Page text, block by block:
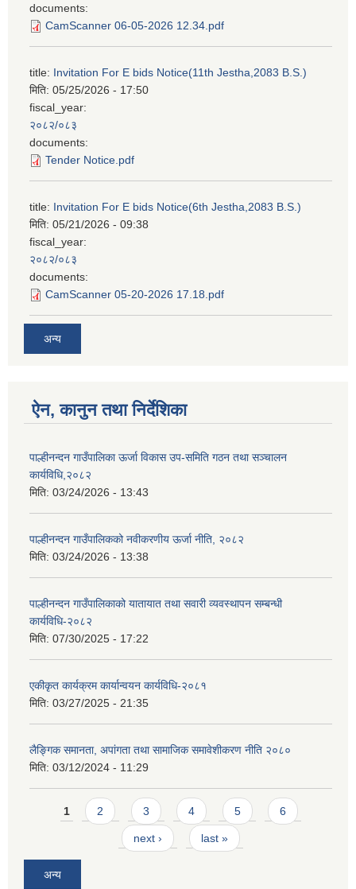
documents:
CamScanner 06-05-2026 12.34.pdf
title: Invitation For E bids Notice(11th Jestha,2083 B.S.)
मिति: 05/25/2026 - 17:50
fiscal_year:
२०८२/०८३
documents:
Tender Notice.pdf
title: Invitation For E bids Notice(6th Jestha,2083 B.S.)
मिति: 05/21/2026 - 09:38
fiscal_year:
२०८२/०८३
documents:
CamScanner 05-20-2026 17.18.pdf
अन्य
ऐन, कानुन तथा निर्देशिका
पाल्हीनन्दन गाउँपालिका ऊर्जा विकास उप-समिति गठन तथा सञ्चालन
कार्यविधि,२०८२
मिति: 03/24/2026 - 13:43
पाल्हीनन्दन गाउँपालिकको नवीकरणीय ऊर्जा नीति, २०८२
मिति: 03/24/2026 - 13:38
पाल्हीनन्दन गाउँपालिकाको यातायात तथा सवारी व्यवस्थापन सम्बन्धी
कार्यविधि-२०८२
मिति: 07/30/2025 - 17:22
एकीकृत कार्यक्रम कार्यान्वयन कार्यविधि-२०८१
मिति: 03/27/2025 - 21:35
लैङ्गिक समानता, अपांगता तथा सामाजिक समावेशीकरण नीति २०८०
मिति: 03/12/2024 - 11:29
Pages
1 2 3 4 5 6
next › last »
अन्य